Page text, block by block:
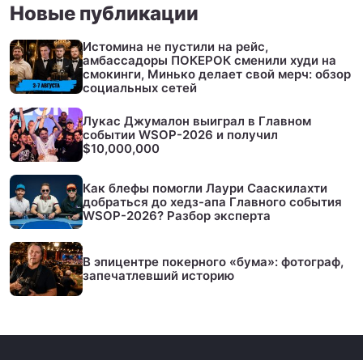
Новые публикации
Истомина не пустили на рейс,
амбассадоры ПОКЕРОК сменили худи на
смокинги, Минько делает свой мерч: обзор
социальных сетей
Лукас Джумалон выиграл в Главном
событии WSOP-2026 и получил
$10,000,000
Как блефы помогли Лаури Сааскилахти
добраться до хедз-апа Главного события
WSOP-2026? Разбор эксперта
В эпицентре покерного «бума»: фотограф,
запечатлевший историю